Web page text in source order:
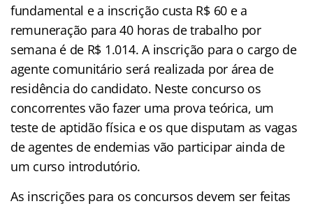
fundamental e a inscrição custa R$ 60 e a
remuneração para 40 horas de trabalho por
semana é de R$ 1.014. A inscrição para o cargo de
agente comunitário será realizada por área de
residência do candidato. Neste concurso os
concorrentes vão fazer uma prova teórica, um
teste de aptidão física e os que disputam as vagas
de agentes de endemias vão participar ainda de
um curso introdutório.
As inscrições para os concursos devem ser feitas